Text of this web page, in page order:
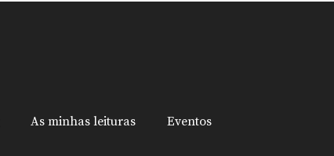
As minhas leituras Eventos